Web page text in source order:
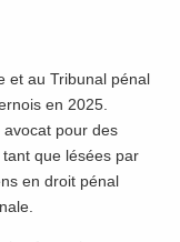
et au Tribunal pénal
en 2025.
pour des
que lésées par
en droit pénal